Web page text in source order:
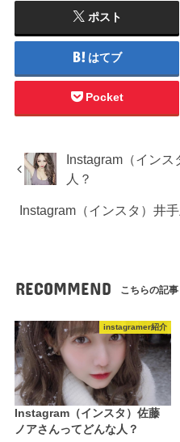
ポスト
はてブ
Pocket
Instagram（インス
人？
Instagram（インスタ）井
RECOMMEND こちらの記事
instagramer紹介
Instagram（インスタ）佐藤
ノアさんってどんな人？